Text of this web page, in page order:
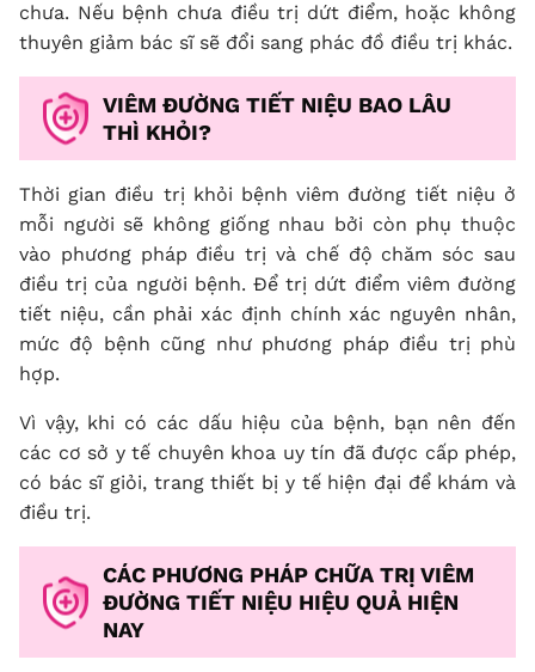
chưa. Nếu bệnh chưa điều trị dứt điểm, hoặc không
thuyên giảm bác sĩ sẽ đổi sang phác đồ điều trị khác.
VIÊM ĐƯỜNG TIẾT NIỆU BAO LÂU
THÌ KHỎI?
Thời gian điều trị khỏi bệnh viêm đường tiết niệu ở
mỗi người sẽ không giống nhau bởi còn phụ thuộc
vào phương pháp điều trị và chế độ chăm sóc sau
điều trị của người bệnh. Để trị dứt điểm viêm đường
tiết niệu, cần phải xác định chính xác nguyên nhân,
mức độ bệnh cũng như phương pháp điều trị phù
hợp.
Vì vậy, khi có các dấu hiệu của bệnh, bạn nên đến
các cơ sở y tế chuyên khoa uy tín đã được cấp phép,
có bác sĩ giỏi, trang thiết bị y tế hiện đại để khám và
điều trị.
CÁC PHƯƠNG PHÁP CHỮA TRỊ VIÊM
ĐƯỜNG TIẾT NIỆU HIỆU QUẢ HIỆN
NAY